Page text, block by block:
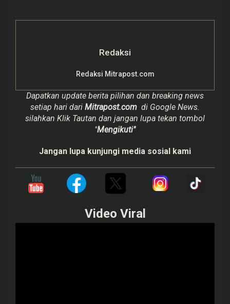
Redaksi
Redaksi Mitrapost.com
Dapatkan update berita pilihan dan breaking news
setiap hari dari Mitrapost.com di Google News.
silahkan Klik Tautan dan jangan lupa tekan tombol
"Mengikuti"
Jangan lupa kunjungi media sosial kami
Video Viral